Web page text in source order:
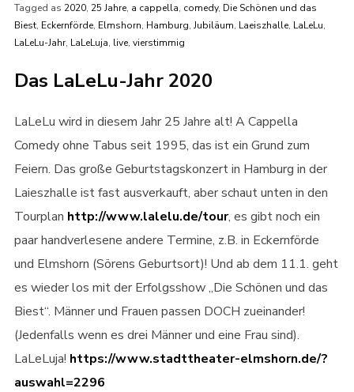
Tagged as 2020, 25 Jahre, a cappella, comedy, Die Schönen und das
Biest, Eckernförde, Elmshorn, Hamburg, Jubiläum, Laeiszhalle, LaLeLu,
LaLeLu-Jahr, LaLeLuja, live, vierstimmig
Das LaLeLu-Jahr 2020
LaLeLu wird in diesem Jahr 25 Jahre alt! A Cappella
Comedy ohne Tabus seit 1995, das ist ein Grund zum
Feiern. Das große Geburtstagskonzert in Hamburg in der
Laieszhalle ist fast ausverkauft, aber schaut unten in den
Tourplan http://www.lalelu.de/tour, es gibt noch ein
paar handverlesene andere Termine, z.B. in Eckernförde
und Elmshorn (Sörens Geburtsort)! Und ab dem 11.1. geht
es wieder los mit der Erfolgsshow „Die Schönen und das
Biest“. Männer und Frauen passen DOCH zueinander!
(Jedenfalls wenn es drei Männer und eine Frau sind).
LaLeLuja! https://www.stadttheater-elmshorn.de/?
auswahl=2296